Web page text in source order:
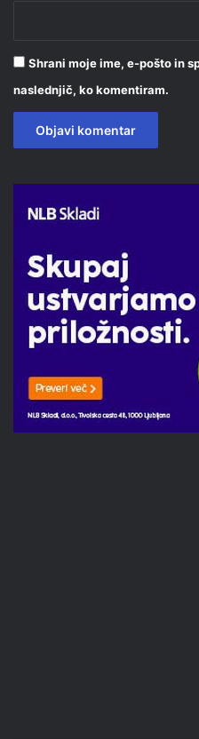
Shrani moje ime, e-pošto in
naslednjič, ko komentiram.